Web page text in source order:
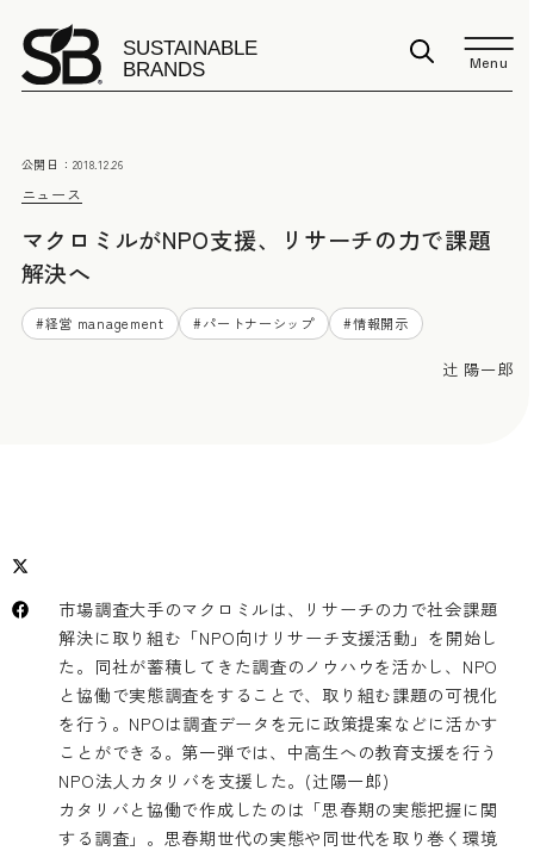
Menu
ニュース
公開日： 2018.12.26
マクロミルがNPO支援、リサーチの力で課題
解決へ
#経営 management #パートナーシップ #情報開示
辻 陽一郎
市場調査大手のマクロミルは、リサーチの力で社会課題
解決に取り組む「NPO向けリサーチ支援活動」を開始し
た。同社が蓄積してきた調査のノウハウを活かし、NPO
と協働で実態調査をすることで、取り組む課題の可視化
を行う。NPOは調査データを元に政策提案などに活かす
ことができる。第一弾では、中高生への教育支援を行う
NPO法人カタリバを支援した。(辻陽一郎)
カタリバと協働で作成したのは「思春期の実態把握に関
する調査」。思春期世代の実態や同世代を取り巻く環境